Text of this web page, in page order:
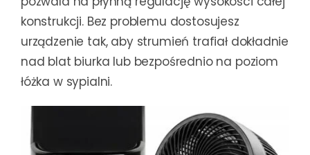
konstrukcji. Bez problemu dostosujesz
urządzenie tak, aby strumień trafiał dokładnie
nad blat biurka lub bezpośrednio na poziom
łóżka w sypialni.